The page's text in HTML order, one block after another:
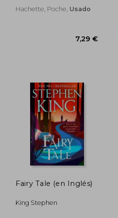
5%
dcto. 13,05 €
Hachette, Poche, Usado
Fairy Tale (en Inglés)
King Stephen